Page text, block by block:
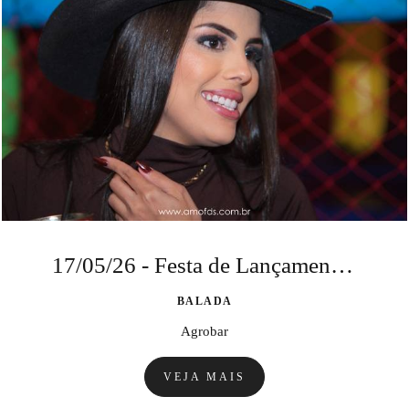
17/05/26 - Festa de Lançamento - Concurso Garota Sertaneja 2026
BALADA
Agrobar
VEJA MAIS